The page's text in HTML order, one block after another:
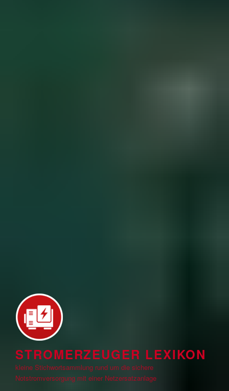
STROMERZEUGER LEXIKON
kleine Stichwortsammlung rund um die sichere
Notstromversorgung mit einer Netzersatzanlage